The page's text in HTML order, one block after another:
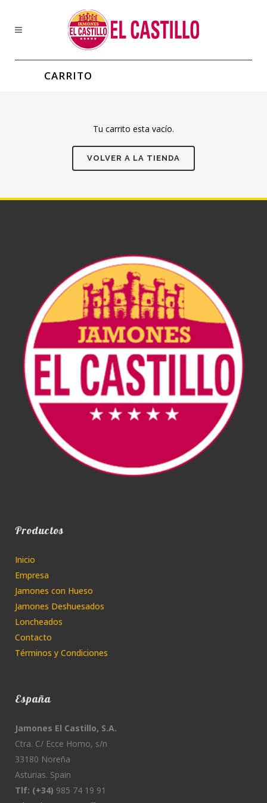
CARRITO
Tu carrito esta vacío.
VOLVER A LA TIENDA
Productos
Inicio
Empresa
Jamones con Hueso
Jamones Deshuesados
Loncheados
Contacto
Términos y Condiciones
España
Jamones El Castillo, S.A.
Ctra. C/ Ecce Homo, s/n
33180 Noreña
Asturias. Spain
Tlf: (+34) 985 74 19 91